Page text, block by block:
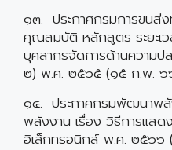
๑๓. ประกาศกรมการขนส่
คุณสมบัติ หลักสูตร ระยะเว
บุคลากรจัดการด้านความ
๒) พ.ศ. ๒๕๖๕ (๑๕ ก.พ. ๖
๑๔. ประกาศกรมพัฒนาพลั
พลังงาน เรื่อง วิธีการแส
อิเล็กทรอนิกส์ พ.ศ. ๒๕๖๖